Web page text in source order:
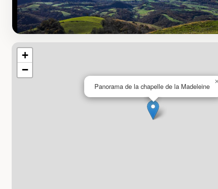
Panorama de la chapelle de la Madeleine
+
−